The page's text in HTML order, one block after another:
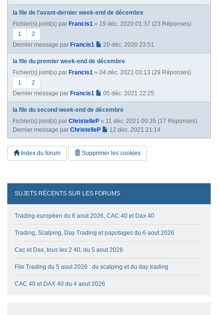
la file de l'avant-dernier week-end de décembre
Fichier(s) joint(s) par Francis1 » 19 déc. 2020 01:37 (23 Réponses)
1
2
Dernier message par Francis1 20 déc. 2020 23:51
la file du premier week-end de décembre
Fichier(s) joint(s) par Francis1 » 04 déc. 2021 03:13 (29 Réponses)
1
2
Dernier message par Francis1 05 déc. 2021 22:25
la file du second week-end de décembre
Fichier(s) joint(s) par ChristelleP » 11 déc. 2021 00:35 (17 Réponses)
Dernier message par ChristelleP 12 déc. 2021 21:14
Index du forum Supprimer les cookies
SUJETS RÉCENTS SUR LES FORUMS
Trading européen du 6 aout 2026, CAC 40 et Dax 40
Trading, Scalping, Day Trading et papotages du 6 aout 2026
Cac et Dax, tous les 2 40, du 5 aout 2026
File Trading du 5 aout 2026 : du scalping et du day trading
CAC 40 et DAX 40 du 4 aout 2026